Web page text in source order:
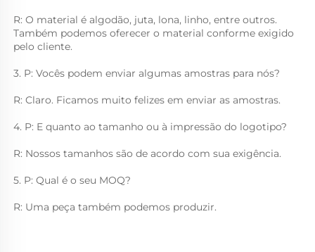
R: O material é algodão, juta, lona, linho, entre outros.
Também podemos oferecer o material conforme exigido
pelo cliente.
3. P: Vocês podem enviar algumas amostras para nós?
R: Claro. Ficamos muito felizes em enviar as amostras.
4. P: E quanto ao tamanho ou à impressão do logotipo?
R: Nossos tamanhos são de acordo com sua exigência.
5. P: Qual é o seu MOQ?
R: Uma peça também podemos produzir.